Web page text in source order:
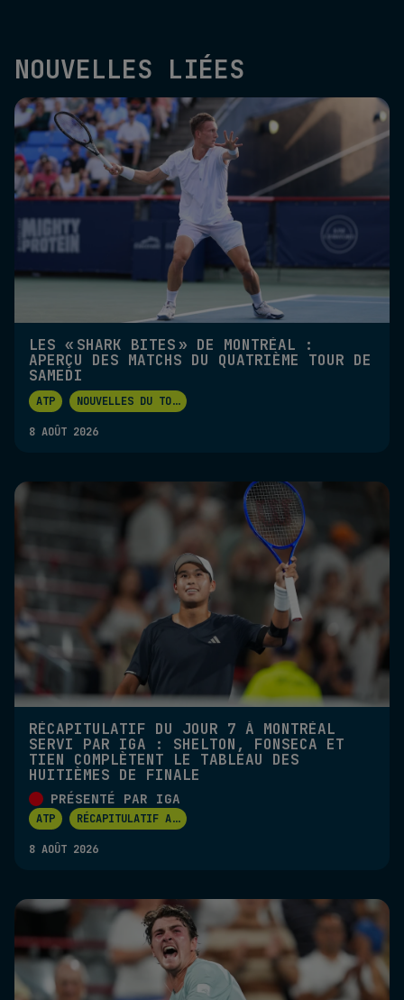
NOUVELLES LIÉES
LES « SHARK BITES » DE MONTRÉAL :
APERÇU DES MATCHS DU QUATRIÈME TOUR DE
SAMEDI
ATP NOUVELLES DU TO...
8 AOÛT 2026
RÉCAPITULATIF DU JOUR 7 À MONTRÉAL
SERVI PAR IGA : SHELTON, FONSECA ET
TIEN COMPLÈTENT LE TABLEAU DES
HUITIÈMES DE FINALE
PRÉSENTÉ PAR IGA
ATP RÉCAPITULATIF A...
8 AOÛT 2026